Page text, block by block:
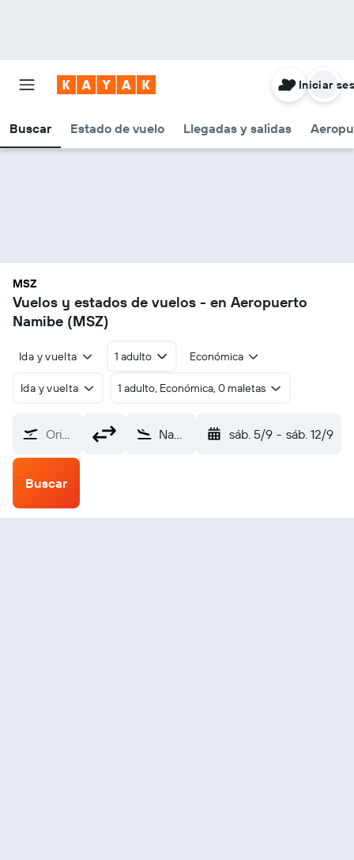
Buscar Estado de vuelo Llegadas y salidas
Iniciar
MSZ
Vuelos y estados de vuelos - en Aeropuerto
Namibe (MSZ)
Ida y vuelta 1 adulto Económica
Ida y vuelta 1 adulto, Económica, 0 maletas
Origen Namibe (MSZ) sáb. 5/9 - sáb. 12/9
Buscar